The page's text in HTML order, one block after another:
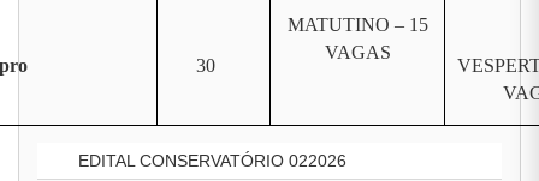
30
MATUTINO – 15
VAGAS
EDITAL CONSERVATÓRIO 022026